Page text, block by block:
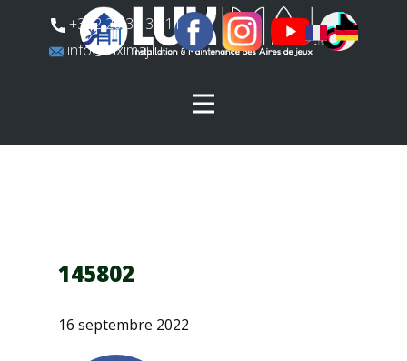
​+352 26 31 37 11
​info@luximaj.lu
145802
16 septembre 2022